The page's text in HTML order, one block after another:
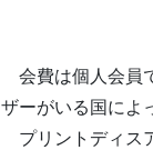
会費は個人会員
ザーがいる国によ
プリントディス